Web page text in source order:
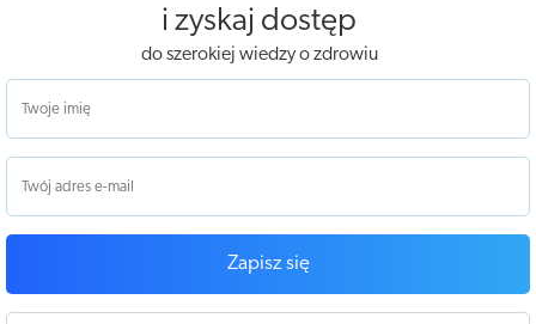
i zyskaj dostęp
do szerokiej wiedzy o zdrowiu
Zapisz się